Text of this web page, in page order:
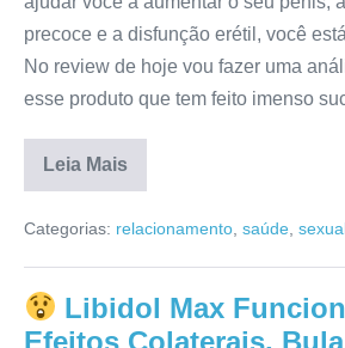
precoce e a disfunção erétil, você
No review de hoje vou fazer uma
esse produto que tem feito imenso
Leia Mais
Maca
Negra
de
Composição,
Reclame
Categorias: relacionamento saúde
Libidol Max
Efeitos Colaterais,